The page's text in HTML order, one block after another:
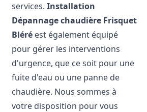
services.Installation
Dépannage chaudière Frisquet
Bléré est également équipé
pour gérer les interventions
d'urgence, que ce soit pour une
fuite d'eau ou une panne de
chaudière. Nous sommes à
votre disposition pour vous